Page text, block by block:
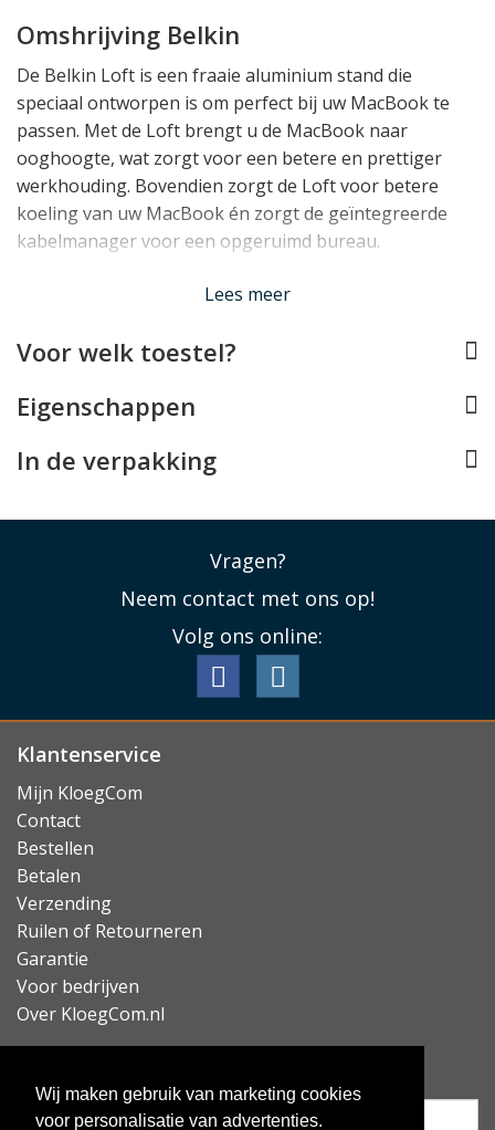
Wij maken gebruik van marketing cookies
voor personalisatie van advertenties.
Omshrijving Belkin
De Belkin Loft is een fraaie aluminium stand die
speciaal ontworpen is om perfect bij uw MacBook te
passen. Met de Loft brengt u de MacBook naar
ooghoogte, wat zorgt voor een betere en prettiger
werkhouding. Bovendien zorgt de Loft voor betere
koeling van uw MacBook én zorgt de geïntegreerde
kabelmanager voor een opgeruimd bureau.
Lees minder
Lees meer
Voor welk toestel?
Eigenschappen
In de verpakking
Vragen?
Neem contact met ons op!
Volg ons online:
Klantenservice
Mijn KloegCom
Contact
Bestellen
Betalen
Verzending
Ruilen of Retourneren
Garantie
Voor bedrijven
Over KloegCom.nl